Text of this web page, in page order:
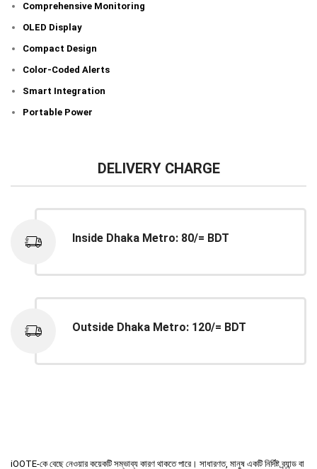
Comprehensive Monitoring
OLED Display
Compact Design
Color-Coded Alerts
Smart Integration
Portable Power
DELIVERY CHARGE
Inside Dhaka Metro: 80/= BDT
Outside Dhaka Metro: 120/= BDT
iOOTE-কে বেছে নেওয়ার কয়েকটি সম্ভাব্য কারণ থাকতে পারে। সাধারণত, মানুষ একটি নির্দিষ্ট ব্র্যান্ড বা